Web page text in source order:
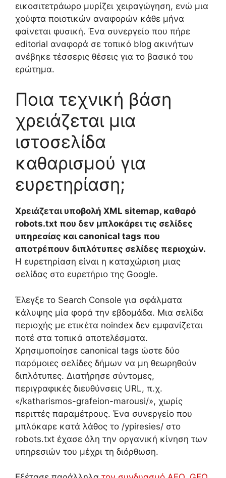
εικοσιτετράωρο μυρίζει χειραγώγηση, ενώ μια
χούφτα ποιοτικών αναφορών κάθε μήνα
φαίνεται φυσική. Ένα συνεργείο που πήρε
editorial αναφορά σε τοπικό blog ακινήτων
ανέβηκε τέσσερις θέσεις για το βασικό του
ερώτημα.
Ποια τεχνική βάση
χρειάζεται μια
ιστοσελίδα
καθαρισμού για
ευρετηρίαση;
Χρειάζεται υποβολή XML sitemap, καθαρό
robots.txt που δεν μπλοκάρει τις σελίδες
υπηρεσίας και canonical tags που
αποτρέπουν διπλότυπες σελίδες περιοχών.
Η ευρετηρίαση είναι η καταχώριση μιας
σελίδας στο ευρετήριο της Google.
Έλεγξε το Search Console για σφάλματα
κάλυψης μία φορά την εβδομάδα. Μια σελίδα
περιοχής με ετικέτα noindex δεν εμφανίζεται
ποτέ στα τοπικά αποτελέσματα.
Χρησιμοποίησε canonical tags ώστε δύο
παρόμοιες σελίδες δήμων να μη θεωρηθούν
διπλότυπες. Διατήρησε σύντομες,
περιγραφικές διευθύνσεις URL, π.χ.
«/katharismos-grafeion-marousi/», χωρίς
περιττές παραμέτρους. Ένα συνεργείο που
μπλόκαρε κατά λάθος το /ypiresies/ στο
robots.txt έχασε όλη την οργανική κίνηση των
υπηρεσιών του μέχρι τη διόρθωση.